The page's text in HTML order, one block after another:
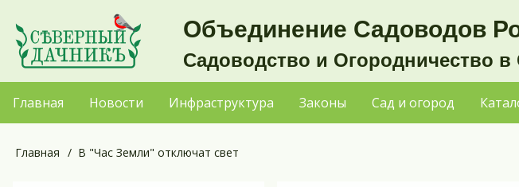
основному
Объединение Садоводов
Садоводство и Огородничество
Основная
навигация
Главная Новости Инфраструктура Законы Сад и огород
Строка
Главная В "Час Земли" отключат свет